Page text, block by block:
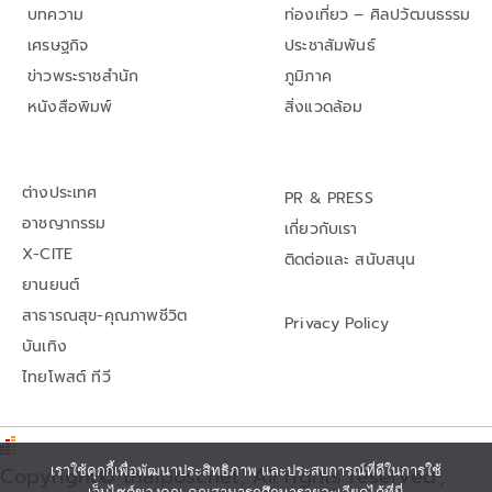
บทความ
เศรษฐกิจ
ข่าวพระราชสำนัก
หนังสือพิมพ์
ท่องเที่ยว – ศิลปวัฒนธรรม
ประชาสัมพันธ์
ภูมิภาค
สิ่งแวดล้อม
ต่างประเทศ
อาชญากรรม
X-CITE
ยานยนต์
สาธารณสุข-คุณภาพชีวิต
บันเทิง
ไทยโพสต์ ทีวี
PR & PRESS
เกี่ยวกับเรา
ติดต่อและ สนับสนุน
Privacy Policy
Copyright© thaipost.net, All rights reserved.,
เราใช้คุกกี้เพื่อพัฒนาประสิทธิภาพ และประสบการณ์ที่ดีในการใช้